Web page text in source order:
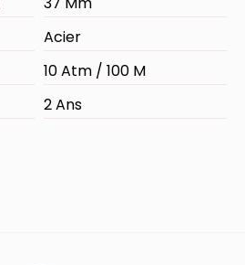
Acier
10 Atm / 100 M
2 Ans